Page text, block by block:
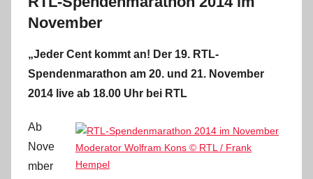
November
„Jeder Cent kommt an! Der 19. RTL-
Spendenmarathon am 20. und 21. November
2014 live ab 18.00 Uhr bei RTL
Ab
Nove
mber